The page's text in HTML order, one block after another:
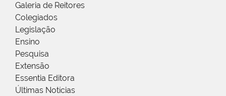
Galeria de Reitores
Colegiados
Legislação
Ensino
Pesquisa
Extensão
Essentia Editora
Últimas Notícias